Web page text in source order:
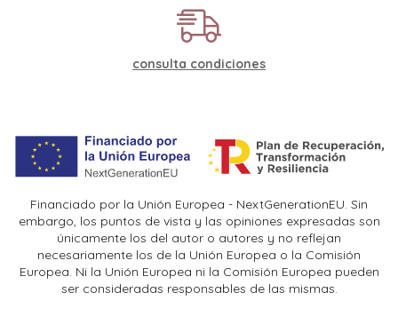
consulta condiciones
Financiado por la Unión Europea - NextGenerationEU. Sin
embargo, los puntos de vista y las opiniones expresadas son
únicamente los del autor o autores y no reflejan
necesariamente los de la Unión Europea o la Comisión
Europea. Ni la Unión Europea ni la Comisión Europea pueden
ser consideradas responsables de las mismas.